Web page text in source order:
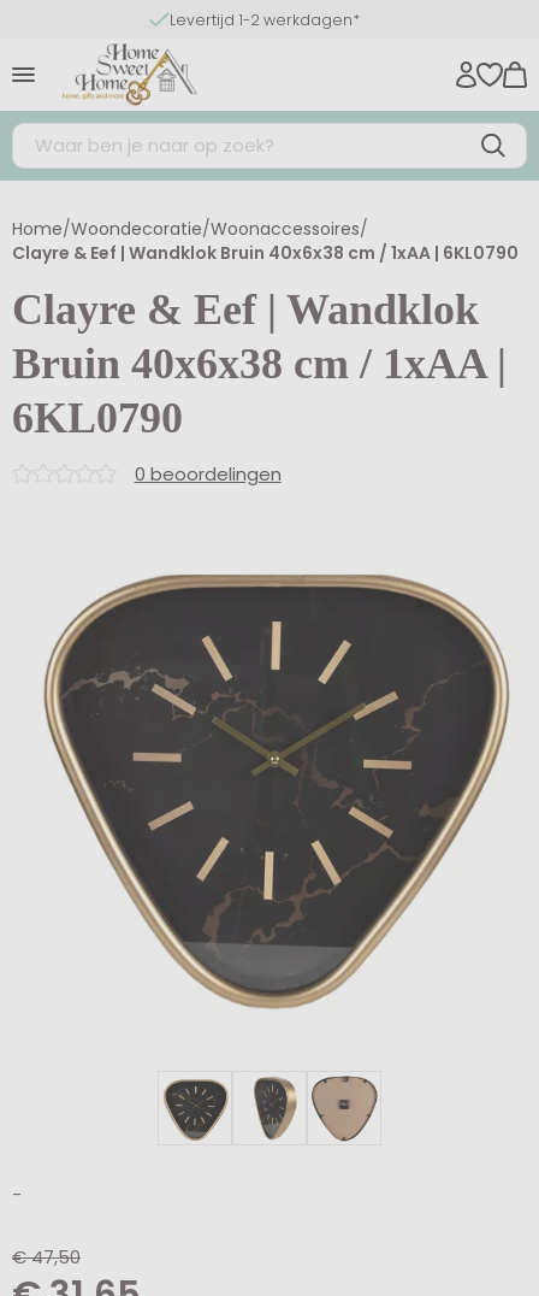
Levertijd 1-2 werkdagen*
Home/Woondecoratie/Woonaccessoires/
Clayre & Eef | Wandklok Bruin 40x6x38 cm / 1xAA | 6KL0790
Clayre & Eef | Wandklok
Bruin 40x6x38 cm / 1xAA |
6KL0790
0 beoordelingen
-
€47,50